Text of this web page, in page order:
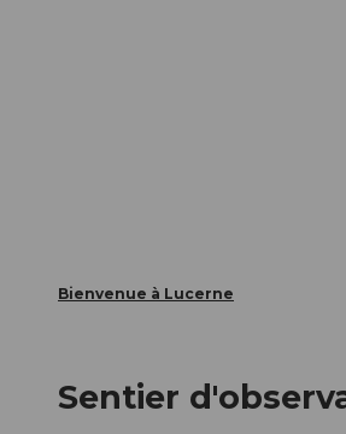
Bienvenue à Lucerne
Sentier